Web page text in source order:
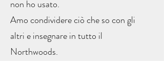
non ho usato.
Amo condividere ciò che so con gli
altri e insegnare in tutto il
Northwoods.